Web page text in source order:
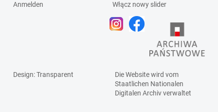
Anmelden
Włącz nowy slider
Design: Transparent
Die Website wird vom
Staatlichen Nationalen
Digitalen Archivverwaltet